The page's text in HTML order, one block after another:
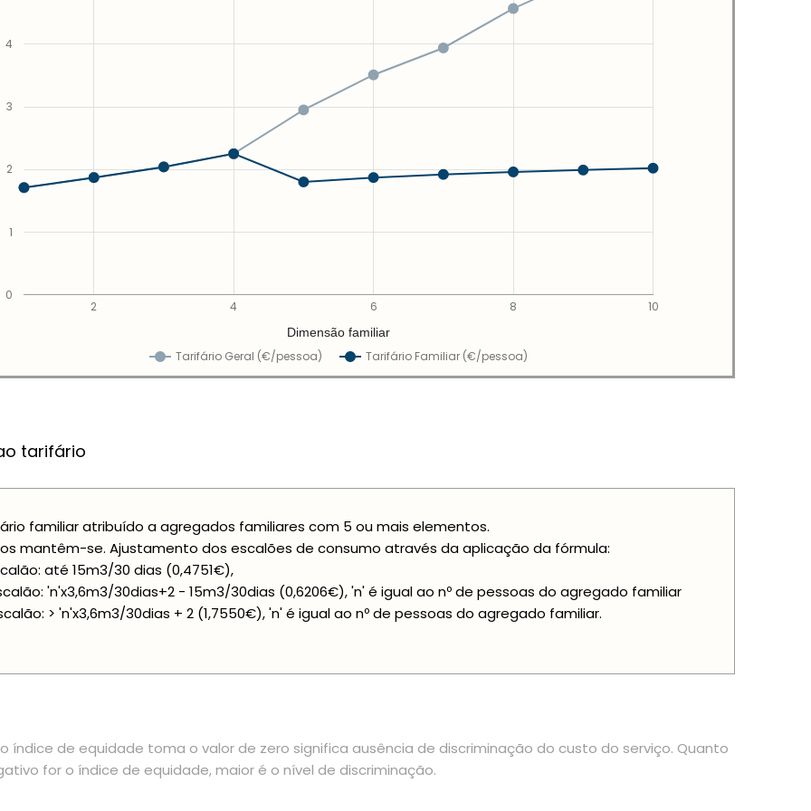
Tarifário Geral (€/pessoa) Tarifário Familiar (€/pessoa)
2 4 6 8 10
0
1
2
3
4
Dimensão familiar
tarifário
familiar atribuído a agregados familiares com 5 ou mais elementos.
mantêm-se. Ajustamento dos escalões de consumo através da aplicação da fórmula:
até 15m3/30 dias (0,4751€),
'n'x3,6m3/30dias+2 - 15m3/30dias (0,6206€), 'n' é igual ao nº de pessoas do agregado familiar
> 'n'x3,6m3/30dias + 2 (1,7550€), 'n' é igual ao nº de pessoas do agregado familiar.
índice de equidade toma o valor de zero significa ausência de discriminação do custo do serviço. Quanto
for o índice de equidade, maior é o nível de discriminação.